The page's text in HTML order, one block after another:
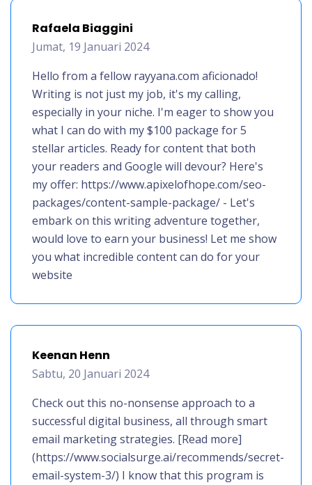
Rafaela Biaggini
Jumat, 19 Januari 2024
Hello from a fellow rayyana.com aficionado!
Writing is not just my job, it's my calling,
especially in your niche. I'm eager to show you
what I can do with my $100 package for 5
stellar articles. Ready for content that both
your readers and Google will devour? Here's
my offer: https://www.apixelofhope.com/seo-
packages/content-sample-package/ - Let's
embark on this writing adventure together,
would love to earn your business! Let me show
you what incredible content can do for your
website
Keenan Henn
Sabtu, 20 Januari 2024
Check out this no-nonsense approach to a
successful digital business, all through smart
email marketing strategies. [Read more]
(https://www.socialsurge.ai/recommends/secret-
email-system-3/) I know that this program is